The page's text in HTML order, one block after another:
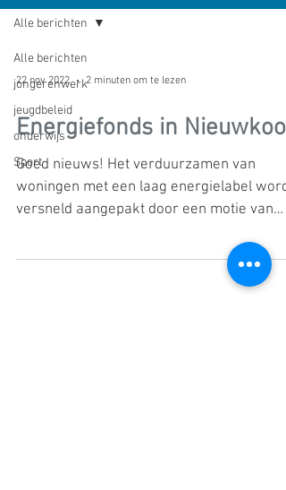
Alle berichten
jongerenwerk
jeugdbeleid
onderwijs
Sport
Alle berichten
22 nov 2022 2 minuten om te lezen
Energiefonds in Nieuwkoop
Goed nieuws! Het verduurzamen van
woningen met een laag energielabel wordt
versneld aangepakt door een motie van